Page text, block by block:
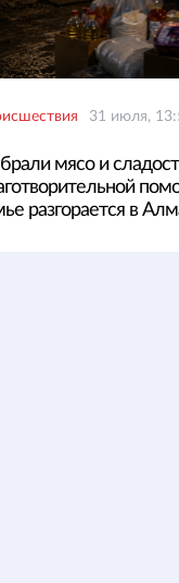
31 июля,
мясо и
разгорается в